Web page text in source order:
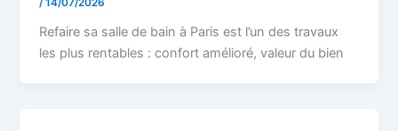
/14/07/2026
Refaire sa salle de bain à Paris est l’un des travaux
les plus rentables : confort amélioré, valeur du bien